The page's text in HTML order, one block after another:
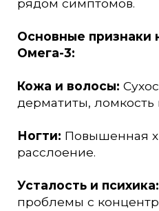
Основные признаки
Омега-3:
Кожа и волосы:
дерматиты, ломкость
Ногти: Повышенная
расслоение.
Усталость и психика:
проблемы с